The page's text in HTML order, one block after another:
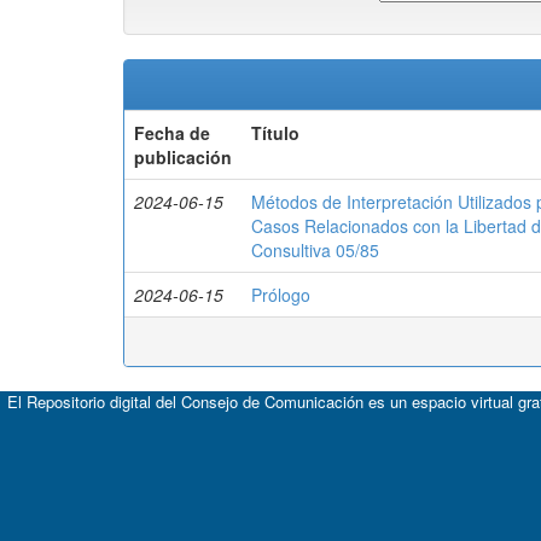
Fecha de
publicación
Título
2024-06-15
Métodos de Interpretación
Casos Relacionados con la Libertad
Consultiva 05/85
2024-06-15 Prólogo
El Repositorio digital del Consejo de Comunicación es un espacio virtual